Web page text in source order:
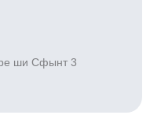
ши Сфынт 3